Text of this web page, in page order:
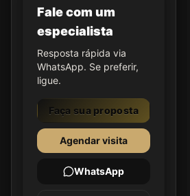
Fale com um
especialista
Resposta rápida via
WhatsApp. Se preferir,
ligue.
Faça sua proposta
Agendar visita
WhatsApp